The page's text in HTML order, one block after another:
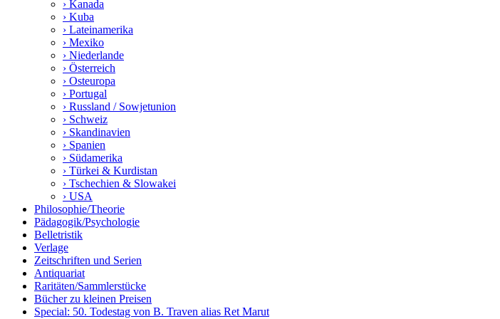
› Kanada
› Kuba
› Lateinamerika
› Mexiko
› Niederlande
› Österreich
› Osteuropa
› Portugal
› Russland / Sowjetunion
› Schweiz
› Skandinavien
› Spanien
› Südamerika
› Türkei & Kurdistan
› Tschechien & Slowakei
› USA
Philosophie/Theorie
Pädagogik/Psychologie
Belletristik
Verlage
Zeitschriften und Serien
Antiquariat
Raritäten/Sammlerstücke
Bücher zu kleinen Preisen
Special: 50. Todestag von B. Traven alias Ret Marut